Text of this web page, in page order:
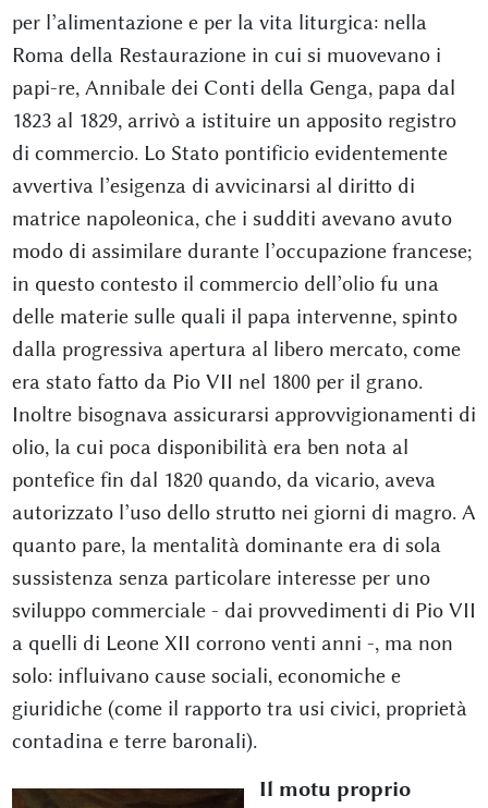
per l’alimentazione e per la vita liturgica: nella
Roma della Restaurazione in cui si muovevano i
papi-re, Annibale dei Conti della Genga, papa dal
1823 al 1829, arrivò a istituire un apposito registro
di commercio. Lo Stato pontificio evidentemente
avvertiva l’esigenza di avvicinarsi al diritto di
matrice napoleonica, che i sudditi avevano avuto
modo di assimilare durante l’occupazione francese;
in questo contesto il commercio dell’olio fu una
delle materie sulle quali il papa intervenne, spinto
dalla progressiva apertura al libero mercato, come
era stato fatto da Pio VII nel 1800 per il grano.
Inoltre bisognava assicurarsi approvvigionamenti di
olio, la cui poca disponibilità era ben nota al
pontefice fin dal 1820 quando, da vicario, aveva
autorizzato l’uso dello strutto nei giorni di magro. A
quanto pare, la mentalità dominante era di sola
sussistenza senza particolare interesse per uno
sviluppo commerciale - dai provvedimenti di Pio VII
a quelli di Leone XII corrono venti anni -, ma non
solo: influivano cause sociali, economiche e
giuridiche (come il rapporto tra usi civici, proprietà
contadina e terre baronali).
Il motu proprio